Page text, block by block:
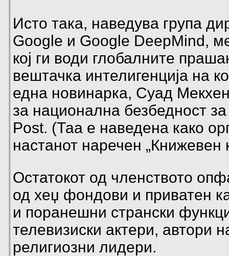
Исто така, наведува група
Google и Google DeepMind,
кој ги води глобалните
вештачка интелигенција на
една новинарка, Суад
за национална безбедност
Post. (Таа е наведена како
настанот наречен „Книжевен
Остатокот од членството
од хеџ фондови и приватен
и поранешни странски
телевизиски актери, автори
религиозни лидери.